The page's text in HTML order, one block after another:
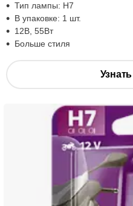
Тип лампы: H7
В упаковке: 1 шт.
12В, 55Вт
Больше стиля